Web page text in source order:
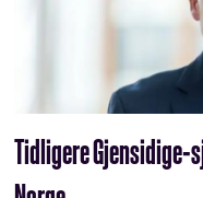
Tidligere Gjensidige-